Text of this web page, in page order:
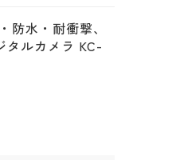
防水・耐衝撃、
タルカメラ KC-